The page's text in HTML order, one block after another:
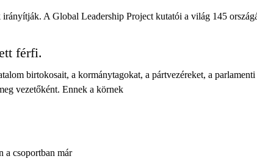
A Global Leadership Project kutatói a világ 145
férfi.
birtokosait, a kormánytagokat, a pártvezéreket, a
vezetőként. Ennek a körnek
a csoportban már